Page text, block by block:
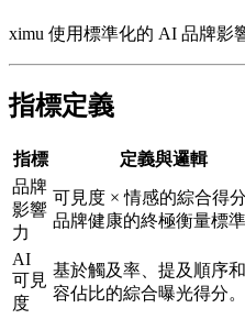
ximu 使用標準化的 AI 品牌影
指標定義
指標 定義與邏輯
品牌
影響
力
可見度 × 情感的綜合得分
品牌健康的終極衡量標準
AI
可見
度
基於觸及率、提及順序
容佔比的綜合曝光得分。